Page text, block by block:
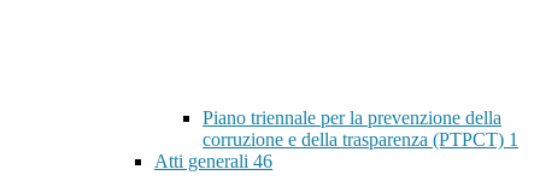
Piano triennale per la prevenzione della
corruzione e della trasparenza (PTPCT) 1
Atti generali 46